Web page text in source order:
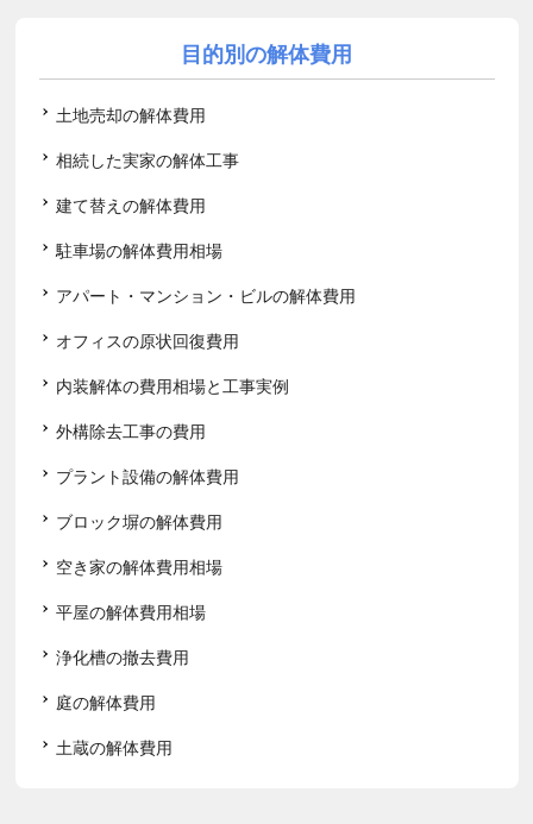
目的別の解体費用
土地売却の解体費用
相続した実家の解体工事
建て替えの解体費用
駐車場の解体費用相場
アパート・マンション・ビルの解体費用
オフィスの原状回復費用
内装解体の費用相場と工事実例
外構除去工事の費用
プラント設備の解体費用
ブロック塀の解体費用
空き家の解体費用相場
平屋の解体費用相場
浄化槽の撤去費用
庭の解体費用
土蔵の解体費用